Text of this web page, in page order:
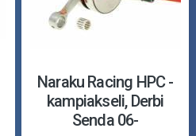
Naraku Racing HPC -
kampiakseli, Derbi
Senda 06-